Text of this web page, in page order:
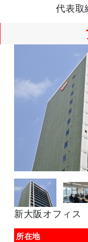
代表
新大阪オフィス
所在地